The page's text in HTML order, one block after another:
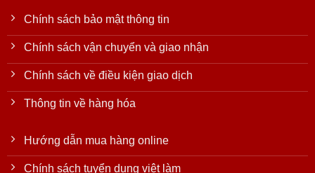
Chính sách bảo mật thông tin
Chính sách vận chuyển và giao nhận
Chính sách về điều kiện giao dịch
Thông tin về hàng hóa
Hướng dẫn mua hàng online
Chính sách tuyển dụng việt làm